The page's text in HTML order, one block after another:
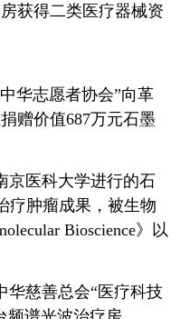
获得二类医疗器械资
华志愿者协会”向革
赠价值687万元石墨
京医科大学进行的石
疗肿瘤成果，被生物
Bioscience》以
华慈善总会“医疗科技